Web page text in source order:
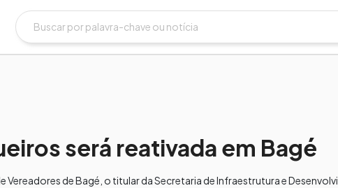
será reativada em Bagé
Vereadores de Bagé, o titular da Secretaria de Infraestrutura e